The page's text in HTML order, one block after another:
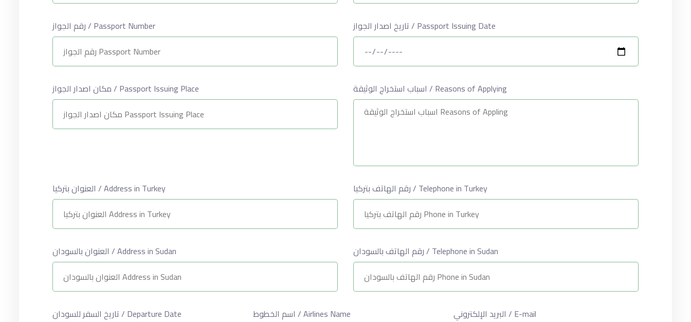
رقم الجواز / Passport Number تاريخ اصدار الجواز / Passport Issuing Date
مكان اصدار الجواز / Passport Issuing Place اسباب استخراج الوثيقة / Reasons of Applying
العنوان بتركيا / Address in Turkey رقم الهاتف بتركيا / Telephone in Turkey
العنوان بالسودان / Address in Sudan رقم الهاتف بالسودان / Telephone in Sudan
تاريخ السفر للسودان / Departure Date اسم الخطوط / Airlines Name البريد الإلكتروني / E-mail